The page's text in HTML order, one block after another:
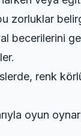
zorluklar
becerilerini
renk
oyun